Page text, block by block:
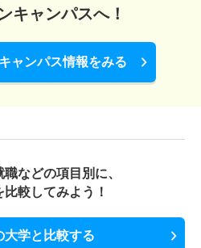
キャンパスへ！
ャンパス情報をみる
などの項目別に、
比較してみよう！
大学と比較する